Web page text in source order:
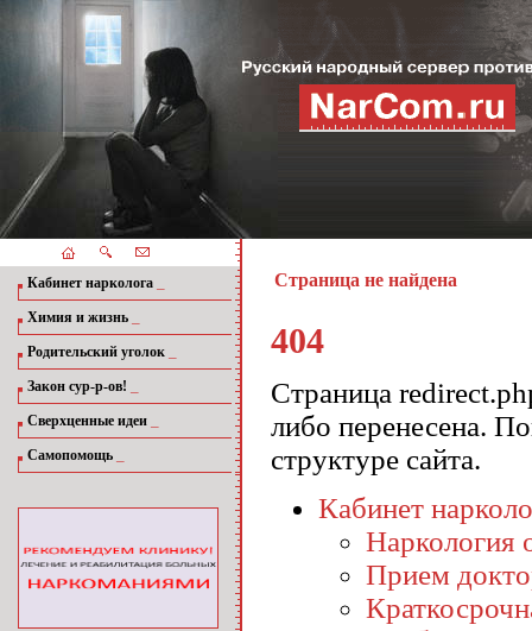
Кабинет нарколога
Химия и жизнь
Родительский уголок
Закон сур-р-ов!
Сверхценные идеи
Самопомощь
Страница не найдена
404
Страница
либо перенесена.
структуре сайта.
Кабинет
Наркология
Прием